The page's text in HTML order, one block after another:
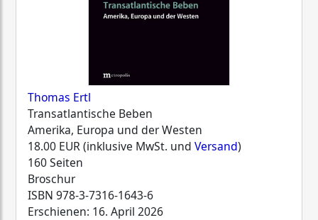
Thomas Ertl
Transatlantische Beben
Amerika, Europa und der Westen
18.00 EUR (inklusive MwSt. und Versand)
160 Seiten
Broschur
ISBN 978-3-7316-1643-6
Erschienen: 16. April 2026